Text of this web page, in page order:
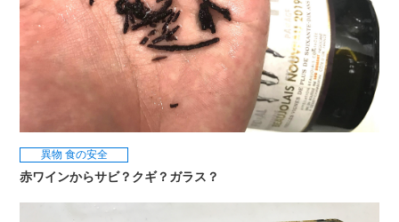
異物 食の安全
赤ワインからサビ？クギ？ガラス？